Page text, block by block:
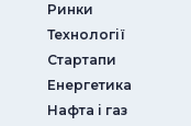
Ринки
Технології
Стартапи
Енергетика
Нафта і газ